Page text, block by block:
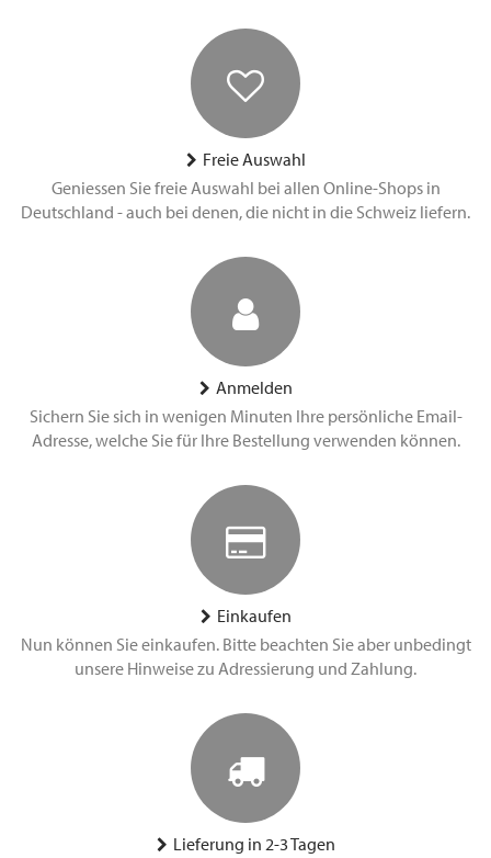
Freie Auswahl
Geniessen Sie freie Auswahl bei allen Online-Shops in
Deutschland - auch bei denen, die nicht in die Schweiz liefern.
Anmelden
Sichern Sie sich in wenigen Minuten Ihre persönliche Email-
Adresse, welche Sie für Ihre Bestellung verwenden können.
Einkaufen
Nun können Sie einkaufen. Bitte beachten Sie aber unbedingt
unsere Hinweise zu Adressierung und Zahlung.
Lieferung in 2-3 Tagen